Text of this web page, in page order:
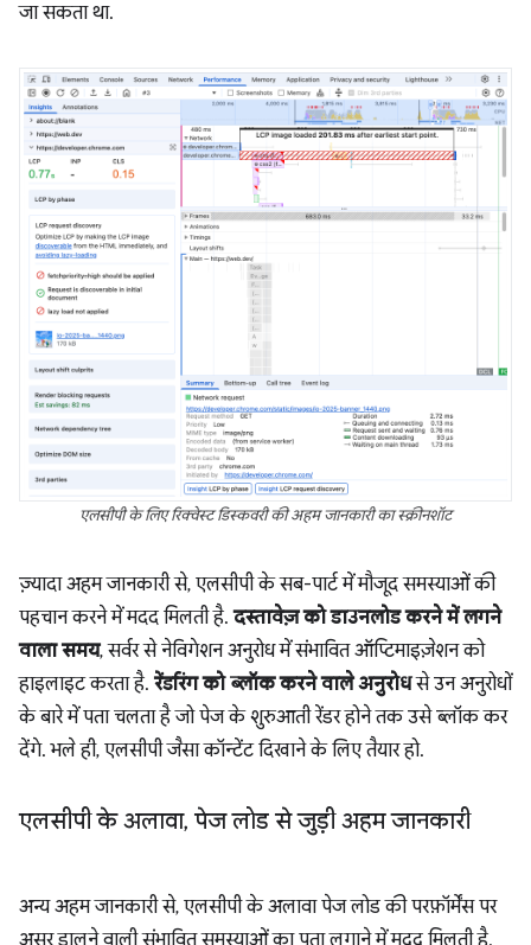
जा सकता था.
एलसीपी के लिए रिक्वेस्ट डिस्कवरी की अहम जानकारी का स्क्रीनशॉट
ज़्यादा अहम जानकारी से, एलसीपी के सब-पार्ट में मौजूद समस्याओं की
पहचान करने में मदद मिलती है.दस्तावेज़ को डाउनलोड करने में लगने
वाला समय, सर्वर से नेविगेशन अनुरोध में संभावित ऑप्टिमाइज़ेशन को
हाइलाइट करता है. रेंडरिंग को ब्लॉक करने वाले अनुरोधसे उन अनुरोधों
के बारे में पता चलता है जो पेज के शुरुआती रेंडर होने तक उसे ब्लॉक कर
देंगे. भले ही, एलसीपी जैसा कॉन्टेंट दिखाने के लिए तैयार हो.
एलसीपी के अलावा, पेज लोड से जुड़ी अहम जानकारी
अन्य अहम जानकारी से, एलसीपी के अलावा पेज लोड की परफ़ॉर्मेंस पर